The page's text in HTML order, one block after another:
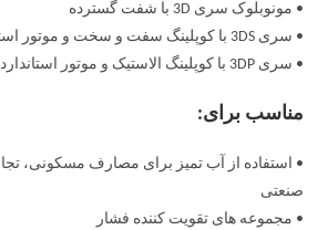
• مونوبلوک سری 3D با شفت گسترده
• سری 3DS با کوپلینگ سفت و سخت و موتور استاندارد IEC
• سری 3DP با کوپلینگ الاستیک و موتور استاندارد IEC
مناسب برای:
• استفاده از آب تمیز برای مصارف مسکونی،
صنعتی
• مجموعه های تقویت کننده فشار